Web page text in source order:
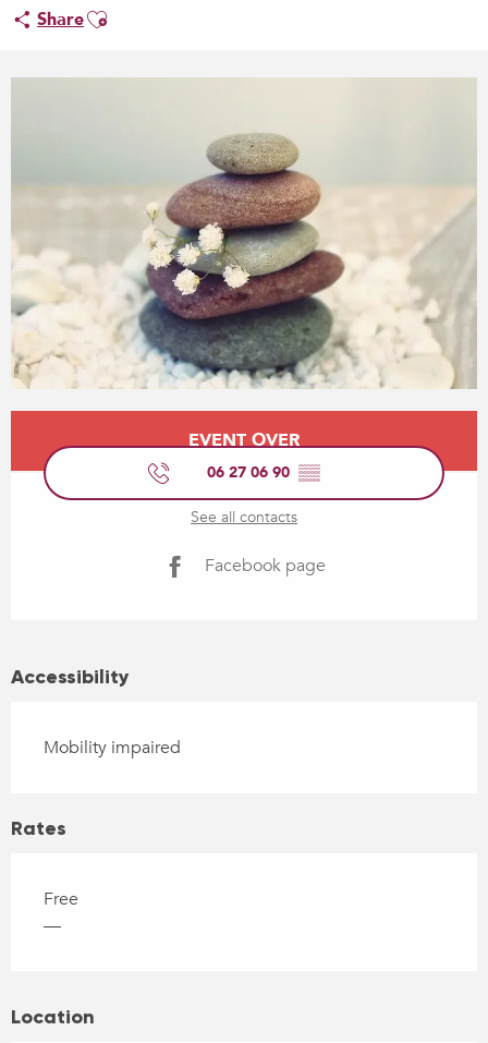
ShareAjouter aux favoris
Opening hours & contact details
EVENT OVER
06 27 06 90 ▒▒
See all contacts
Facebook page
Accessibility
Mobility impaired
Rates
Free
—
Location